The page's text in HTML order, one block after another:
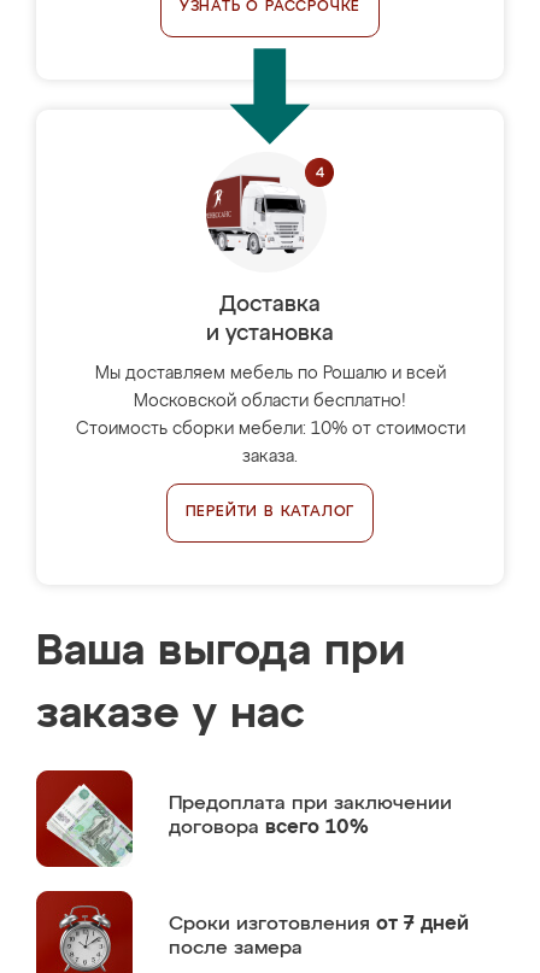
УЗНАТЬ О РАССРОЧКЕ
Доставка
и установка
Мы доставляем мебель по Рошалю и всей
Московской области бесплатно!
Стоимость сборки мебели: 10% от стоимости
заказа.
ПЕРЕЙТИ В КАТАЛОГ
Ваша выгода при
заказе у нас
Предоплата при заключении
договора всего 10%
Сроки изготовления от 7 дней
после замера